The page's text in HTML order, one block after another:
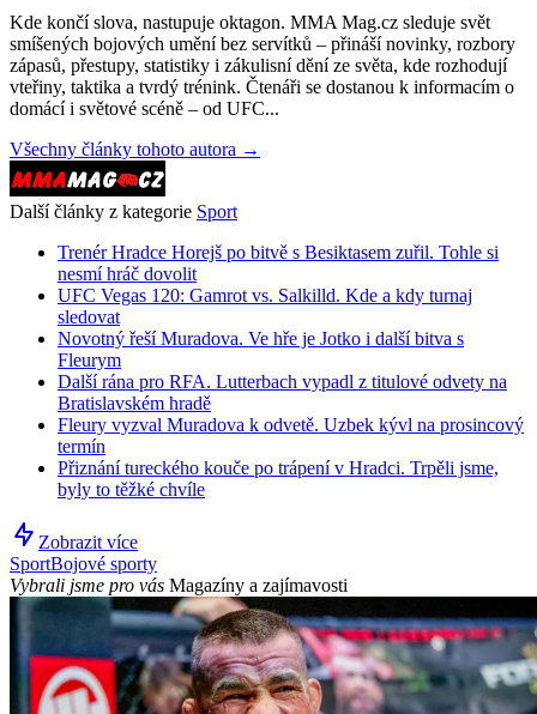
Kde končí slova, nastupuje oktagon. MMA Mag.cz sleduje svět
smíšených bojových umění bez servítků – přináší novinky, rozbory
zápasů, přestupy, statistiky i zákulisní dění ze světa, kde rozhodují
vteřiny, taktika a tvrdý trénink. Čtenáři se dostanou k informacím o
domácí i světové scéně – od UFC...
Všechny články tohoto autora →
Další články z kategorie Sport
Trenér Hradce Horejš po bitvě s Besiktasem zuřil. Tohle si
nesmí hráč dovolit
UFC Vegas 120: Gamrot vs. Salkilld. Kde a kdy turnaj
sledovat
Novotný řeší Muradova. Ve hře je Jotko i další bitva s
Fleurym
Další rána pro RFA. Lutterbach vypadl z titulové odvety na
Bratislavském hradě
Fleury vyzval Muradova k odvetě. Uzbek kývl na prosincový
termín
Přiznání tureckého kouče po trápení v Hradci. Trpěli jsme,
byly to těžké chvíle
Zobrazit více
SportBojové sporty
Vybrali jsme pro vás Magazíny a zajímavosti